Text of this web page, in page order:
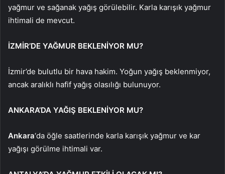
yağmur ve sağanak yağış görülebilir. Karla karışık yağmur
ihtimali de mevcut.
İZMİR’DE YAĞMUR BEKLENİYOR MU?
İzmir’de bulutlu bir hava hakim. Yoğun yağış beklenmiyor,
ancak aralıklı hafif yağış olasılığı bulunuyor.
ANKARA’DA YAĞIŞ BEKLENİYOR MU?
Ankara‘da öğle saatlerinde karla karışık yağmur ve kar
yağışı görülme ihtimali var.